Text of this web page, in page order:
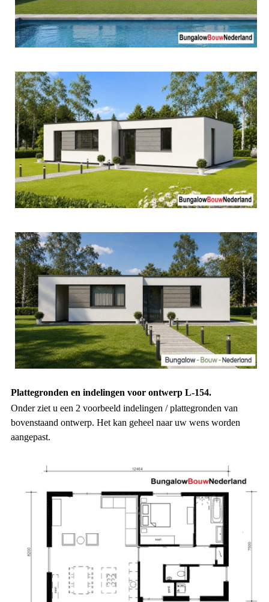
Plattegronden en indelingen voor ontwerp L-154.
Onder ziet u een 2 voorbeeld indelingen / plattegronden van
bovenstaand ontwerp. Het kan geheel naar uw wens worden
aangepast.